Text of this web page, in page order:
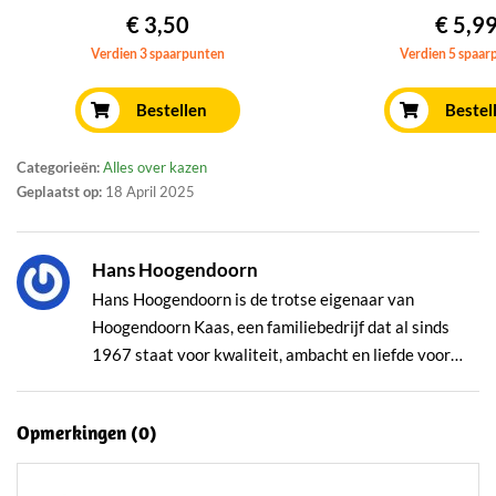
€ 3,50
Verdien 3 spaarpunten
Bestellen
€
Verdien 5
Categorieën:Alles over kazen
Geplaatst op: 18 April 2025
Hans Hoogendoorn
Hans Hoogendoorn is de trotse eigenaar van
Hoogendoorn Kaas, een familiebedrijf dat al sinds
1967 staat voor kwaliteit, ambacht en liefde voor
volwaardige kaasspeciaalzaak én succesvolle online
winkel met landelijke bezorging. Hans groeide op
Opmerkingen (0)